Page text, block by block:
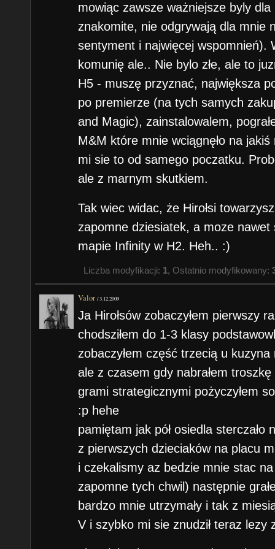
mowiąc zawsze ważniejsze byly
znakomite, nie odgrywają dla mnie
sentyment i najwięcej wspomnień).
komunię ale.. Nie bylo złe, ale to
H5 - muszę przyznać, największa
po premierze (na tych samych
and Magic), zainstalowalem,
M&M które mnie wciągnęło na
mi sie to od samego poczatku.
ale z marnym skutkiem.
Tak wiec widac, że Hirołsi
zapomne dziesiatek, a moze
mapie Infinity w H2. Heh.. :)
Liczba modyfikacji: 1, Ostatnio modyfikowany:
Valor /3.12.2009
Ja Hirołsów zobaczyłem pierwszy
chodsziłem do 1-3 klasy
zobaczyłem część trzecią u
ale z czasem gdy nabrałem
grami strategicznymi pożyczyłem
:p hehe
pamiętam jak pół osiedla
z pierwszych dzieciaków na placu
i czekalismy az bedzie mnie stac
zapomne tych chwil) następnie
bardzo mnie utrzymały i tak z
V i szybko mi sie znudził teraz lezy